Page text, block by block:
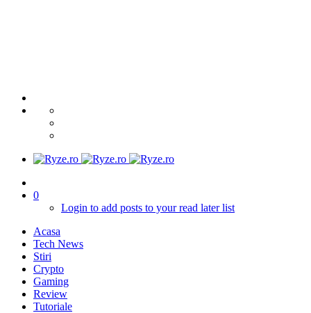
0
Login to add posts to your read later list
Acasa
Tech News
Stiri
Crypto
Gaming
Review
Tutoriale